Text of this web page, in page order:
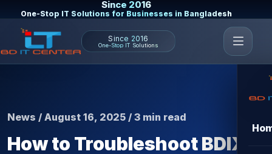
Since 2016
One-Stop IT Solutions for Businesses in Bangladesh
Since 2016
One-Stop IT Solutions
News / August 16, 2025 / 3 min read
How to Troubleshoot BDIX